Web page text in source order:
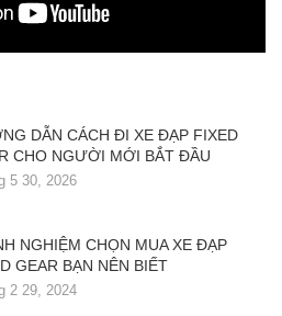
DẪN CÁCH ĐI XE ĐẠP FIXED
CHO NGƯỜI MỚI BẮT ĐẦU
5 30, 2026
NGHIỆM CHỌN MUA XE ĐẠP
GEAR BẠN NÊN BIẾT
2 29, 2024